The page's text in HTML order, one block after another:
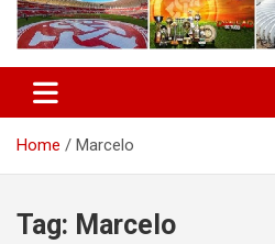
Home Marcelo
Tag: Marcelo